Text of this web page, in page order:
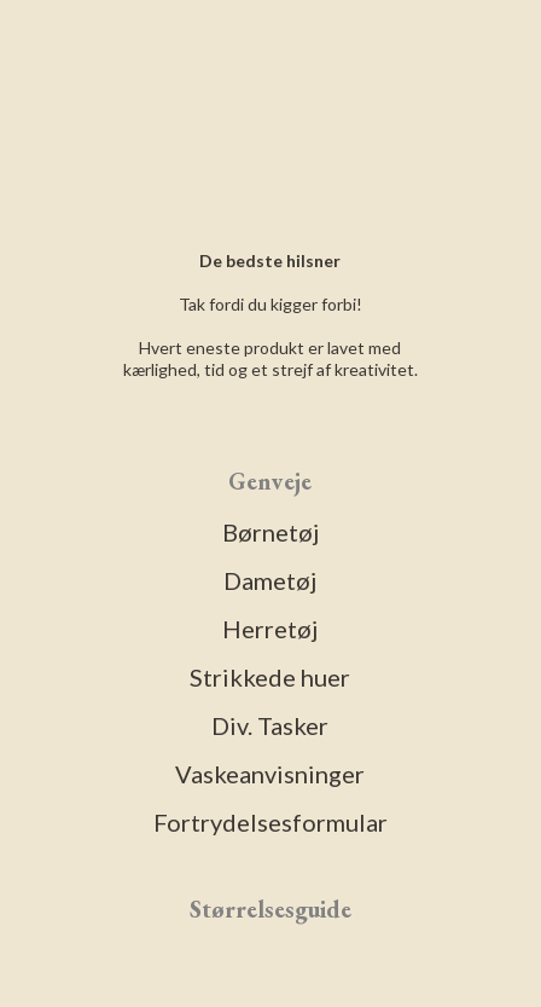
De bedste hilsner
Tak fordi du kigger forbi!
Hvert eneste produkt er lavet med
kærlighed, tid og et strejf af kreativitet.
Genveje
Børnetøj
Dametøj
Herretøj
Strikkede huer
Div. Tasker
Vaskeanvisninger
Fortrydelsesformular
Størrelsesguide